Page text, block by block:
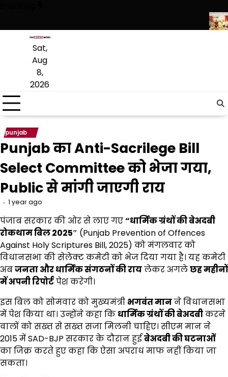
content
Sat,
Aug
8,
2026
punjab
Punjab का Anti-Sacrilege Bill
Select Committee को भेजा गया,
Public से मांगी जाएगी राय
1 year ago
पंजाब सरकार की ओर से लाए गए“धार्मिक ग्रंथों की बेअदबी
रोकथाम बिल2025″ (Punjab Prevention of Offences
Against Holy Scriptures Bill, 2025) को मंगलवार को
विधानसभा की सेलेक्ट कमेटी को भेज दिया गया है। यह कमेटी
अबजनता और धार्मिक संगठनों की रायलेकर अगलेछह महीनों
में अपनी रिपोर्टपेश करेगी।
इस बिल को सोमवार को मुख्यमंत्री भगवंत मानने विधानसभा
में पेश किया था। उन्होंने कहा कि धार्मिक ग्रंथों की बेअदबीकरने
वालों को सख्त से सख्त सजा मिलनी चाहिए। सीएम मान ने
2015 में SAD-BJP सरकार के दौरान हुईबेअदबी की घटनाओं
का जिक्र करते हुए कहा कि ऐसा अपराध माफ नहीं किया जा
सकता।